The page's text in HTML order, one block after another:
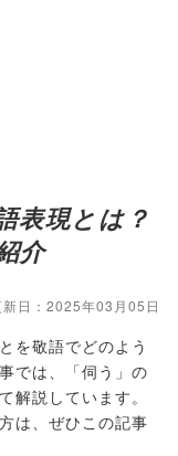
表現とは？
介
新日：2025年03月05日
を敬語でどのよう
では、「伺う」の
解説しています。
は、ぜひこの記事